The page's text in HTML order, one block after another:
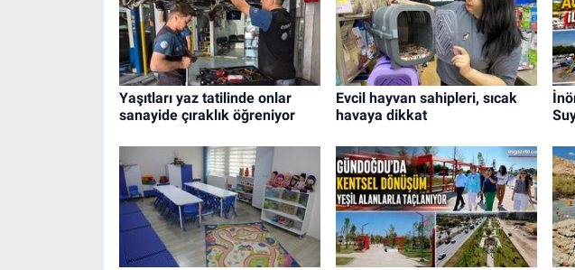
Yaşıtları yaz tatilinde onlar
sanayide çıraklık öğreniyor
Evcil hayvan sahipleri, sıcak
havaya dikkat